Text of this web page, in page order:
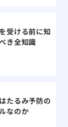
受ける前に知
き全知識
たるみ予防の
なのか